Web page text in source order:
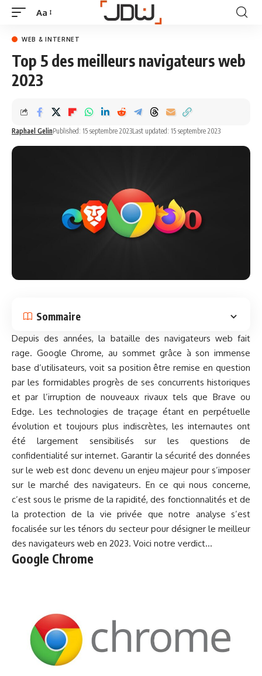
Aa
WEB & INTERNET
Top 5 des meilleurs navigateurs web
2023
Raphael GelinPublished: 15 septembre 2023Last updated: 15 septembre 2023
Sommaire
Depuis des années, la bataille des navigateurs web fait
rage. Google Chrome, au sommet grâce à son immense
base d’utilisateurs, voit sa position être remise en question
par les formidables progrès de ses concurrents historiques
et par l’irruption de nouveaux rivaux tels que Brave ou
Edge. Les technologies de traçage étant en perpétuelle
évolution et toujours plus indiscrètes, les internautes ont
été largement sensibilisés sur les questions de
confidentialité sur internet. Garantir la sécurité des données
sur le web est donc devenu un enjeu majeur pour s’imposer
sur le marché des navigateurs. En ce qui nous concerne,
c’est sous le prisme de la rapidité, des fonctionnalités et de
la protection de la vie privée que notre analyse s’est
focalisée sur les ténors du secteur pour désigner le meilleur
des navigateurs web en 2023. Voici notre verdict…
Google Chrome